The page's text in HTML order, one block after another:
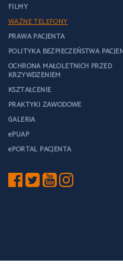
FILMY
WAŻNE TELEFONY
PRAWA PACJENTA
POLITYKA BEZPIECZEŃSTWA
OCHRONA MAŁOLETNICH PRZED
KRZYWDZENIEM
KSZTAŁCENIE
PRAKTYKI ZAWODOWE
GALERIA
ePUAP
ePORTAL PACJENTA